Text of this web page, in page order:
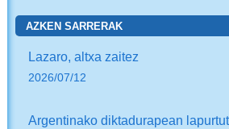
AZKEN SARRERAK
Lazaro, altxa zaitez
2026/07/12
Argentinako diktadurapean